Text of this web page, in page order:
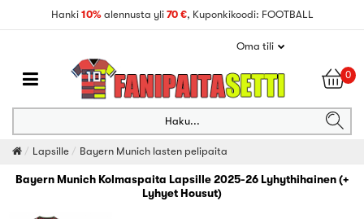
Hanki 10% alennusta yli 70 €, Kuponkikoodi: FOOTBALL
Oma tili
0
Haku...
Lapsille Bayern Munich lasten pelipaita
Bayern Munich Kolmaspaita Lapsille 2025-26 Lyhythihainen (+
Lyhyet Housut)